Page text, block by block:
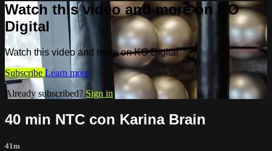
Watch this video and more on KO
Digital
Watch this video and more on KO Digital
Subscribe Learn more
Already subscribed? Sign in
40 min NTC con Karina Brain
41m